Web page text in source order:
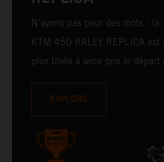
N’ayons pas peur des mots : la
KTM 450 RALLY REPLICA est
plus titrée à avoir pris le départ
pilotes chevronnés et
nombreuses victoires avec des
Avec 11 victoires sur 20
pour KTM, et 245 victoires
EXPLORE